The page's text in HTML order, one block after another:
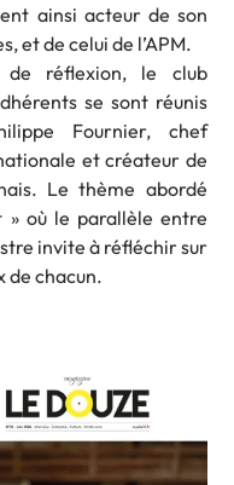
ainsi acteur de son
et de celui de l’APM.
réflexion, le club
se sont réunis
Fournier, chef
et créateur de
Le thème abordé
» où le parallèle entre
invite à réfléchir sur
de chacun.